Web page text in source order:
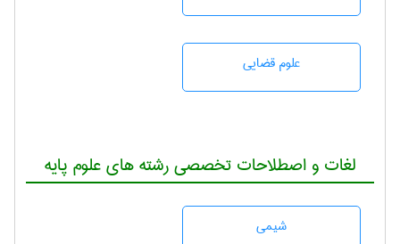
علوم قضایی
لغات و اصطلاحات تخصصی رشته های علوم پایه
شيمی